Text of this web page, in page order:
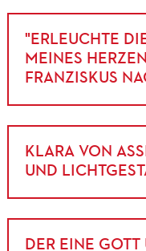
"ERLEUCHTE
MEINES
FRANZISKUS
KLARA VON
UND
DER EINE